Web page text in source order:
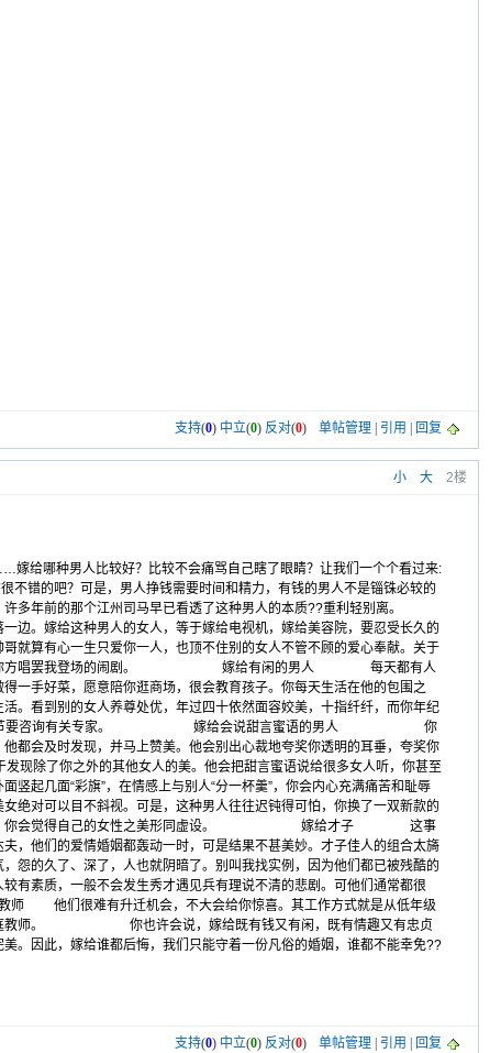
支持(0) 中立(0) 反对(0) 单帖管理 引用 回复
小 大 2楼
嫁给哪种男人比较好？比较不会痛骂自己瞎了眼睛？让我们一个个看过来:
可是，男人挣钱需要时间和精力，有钱的男人不是锱铢必较的
许多年前的那个江州司马早已看透了这种男人的本质??重利轻别离。
。嫁给这种男人的女人，等于嫁给电视机，嫁给美容院，要忍受长久的
生只爱你一人，也顶不住别的女人不管不顾的爱心奉献。关于
成了一场你方唱罢我登场的闹剧。 嫁给有闲的男人 每天都有人
一手好菜，愿意陪你逛商场，很会教育孩子。你每天生活在他的包围之
。看到别的女人养尊处优，年过四十依然面容姣美，十指纤纤，而你年纪
节要咨询有关专家。 嫁给会说甜言蜜语的男人 你
都会及时发现，并马上赞美。他会别出心裁地夸奖你透明的耳垂，夸奖你
现除了你之外的其他女人的美。他会把甜言蜜语说给很多女人听，你甚至
竖起几面“彩旗”，在情感上与别人“分一杯羹”，你会内心充满痛苦和耻辱
不斜视。可是，这种男人往往迟钝得可怕，你换了一双新款的
趣的男人，你会觉得自己的女性之美形同虚设。 嫁给才子 这事
，他们的爱情婚姻都轰动一时，可是结果不甚美妙。才子佳人的组合太旖
怨的久了、深了，人也就阴暗了。别叫我找实例，因为他们都已被残酷的
般不会发生秀才遇见兵有理说不清的悲剧。可他们通常都很
他们很难有升迁机会，不大会给你惊喜。其工作方式就是从低年级
做家庭教师。 你也许会说，嫁给既有钱又有闲，既有情趣又有忠贞
。因此，嫁给谁都后悔，我们只能守着一份凡俗的婚姻，谁都不能幸免??
支持(0) 中立(0) 反对(0) 单帖管理 引用 回复